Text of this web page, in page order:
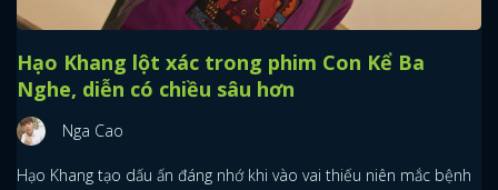
Hạo Khang lột xác trong phim Con Kể Ba
Nghe, diễn có chiều sâu hơn
Nga Cao
Hạo Khang tạo dấu ấn đáng nhớ khi vào vai thiếu niên mắc bệnh